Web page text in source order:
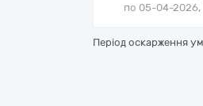
по 05-04-2026,
Період оскарження